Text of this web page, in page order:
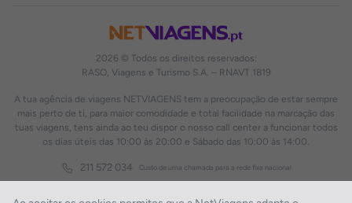
2026 © Todos os direitos reservados:
RASO, Viagens e Turismo S.A. – RNAVT 1819
A tua agência de viagens NETVIAGENS tem a preocupação de estar sempre
mais perto de ti, para maior comodidade e total facilidade na marcação das
tuas viagens, tens ainda ao teu dispor o nosso call center a funcionar todos
os dias úteis das 10:00 às 20:00 e Sábado das 10:00 às 14:00.
211 572 034 Custo de uma chamada para a rede fixa nacional